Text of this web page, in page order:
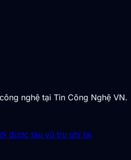
nghệ tại Tin Công Nghệ VN.
được tàu vũ trụ ghi lại